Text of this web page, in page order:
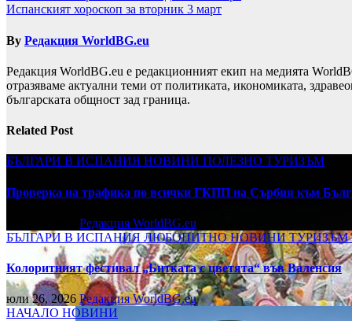
Испанският хороскоп за вторник 3 март
By Редакция WorldBG.eu
Редакция WorldBG.eu е редакционният екип на медията
отразяваме актуални теми от политиката, икономиката,
българската общност зад граница.
Related Post
БЪЛГАРИ В ИСПАНИЯ НОВИНИ ПОЛЕЗНО ТУРИЗЪМ
Проверка на трафика по всички ГКПП на Сърбия към
Редакция WorldBG.eu
БЪЛГАРИ В ИСПАНИЯ ЛЮБОПИТНОНОВИНИТУРИЗЪМ
Колоритният фестивал „Битката с цветята“ във Валенсия
юли 26, 2026 Редакция WorldBG.eu
НАЧАЛО НОВИНИ